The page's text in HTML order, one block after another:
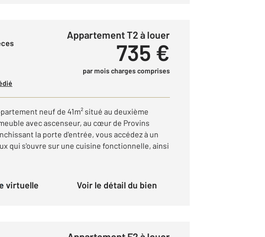
Appartement T2 à louer
735 €
par mois charges comprises
neuf de 41m² situé au deuxième
avec ascenseur, au cœur de Provins
la porte d'entrée, vous accédez à un
qui s'ouvre sur une cuisine fonctionnelle, ainsi
virtuelle Voir le détail du bien